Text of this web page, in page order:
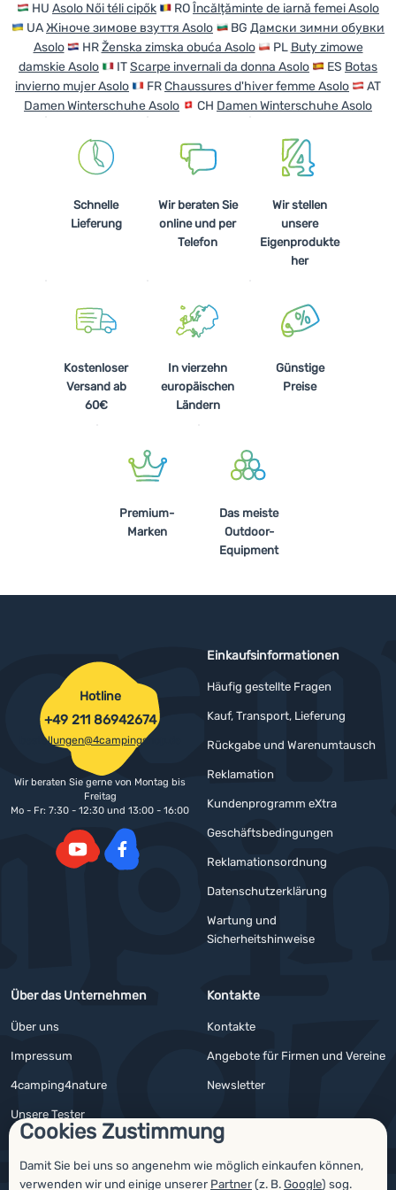
Cookies Zustimmung
Damit Sie bei uns so angenehm wie möglich einkaufen können,
verwenden wir und einige unserer Partner(z. B.Google) sog.
Anmelden /
Registrieren
HU Asolo Női téli cipők ROÎncălțăminte de iarnă femei Asolo
UAЖіноче зимове взуття Asolo BG Дамски зимни обувки
Asolo
HRŽenska zimska obuća Asolo PL Buty zimowe
damskie Asolo
ITScarpe invernali da donna Asolo ES Botas
invierno mujer Asolo
FRChaussures d'hiver femme Asolo
AT
Damen Winterschuhe Asolo
CH Damen Winterschuhe Asolo
Schnelle
Lieferung
Wir beraten Sie
online und per
Telefon
Wir stellen
unsere
Eigenprodukte
her
Kostenloser
Versand ab
60€
In vierzehn
europäischen
Ländern
Günstige
Preise
Premium-
Marken
Das meiste
Outdoor-
Equipment
Einkaufsinformationen
Häufig gestellte Fragen
Kauf, Transport, Lieferung
Rückgabe und Warenumtausch
Reklamation
Kundenprogramm eXtra
Geschäftsbedingungen
Reklamationsordnung
Datenschutzerklärung
Wartung und
Sicherheitshinweise
Über das Unternehmen
Über uns
Impressum
4camping4nature
Unsere Tester
Kontakte
Kontakte
Angebote für Firmen und Vereine
Newsletter
Hotline
+49 211 86942674
bestellungen@4campingshop.de
Wir beraten Sie gerne von Montag bis
Freitag
Mo - Fr: 7:30 - 12:30 und 13:00 - 16:00